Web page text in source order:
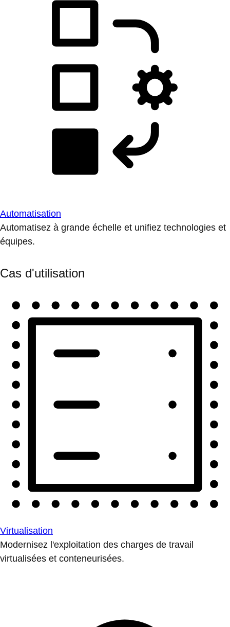
Automatisation
Automatisez à grande échelle et unifiez technologies et
équipes.
Cas d'utilisation
Virtualisation
Modernisez l'exploitation des charges de travail
virtualisées et conteneurisées.